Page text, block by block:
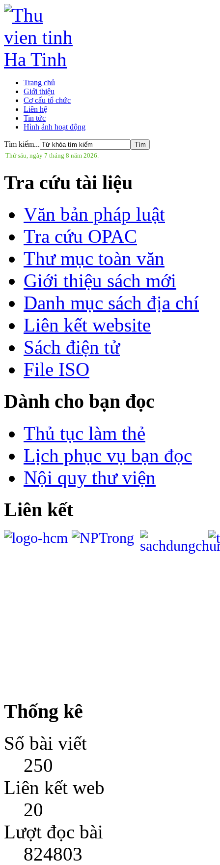
Trang chủ
Giới thiệu
Cơ cấu tổ chức
Liên hệ
Tin tức
Hình ảnh hoạt động
Tìm kiếm...
Thứ sáu, ngày 7 tháng 8 năm 2026.
Tra cứu tài liệu
Văn bản pháp luật
Tra cứu OPAC
Thư mục toàn văn
Giới thiệu sách mới
Danh mục sách địa chí
Liên kết website
Sách điện tử
File ISO
Dành cho bạn đọc
Thủ tục làm thẻ
Lịch phục vụ bạn đọc
Nội quy thư viện
Liên kết
Thống kê
Số bài viết
250
Liên kết web
20
Lượt đọc bài
824803